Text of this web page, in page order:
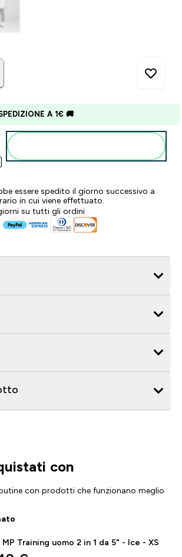
A 1€ 🚚
price
essere spedito il giorno successivo a
in cui viene effettuato.
su tutti gli ordini
con
con prodotti che funzionano meglio
Training uomo 2 in 1 da 5" - Ice - XS